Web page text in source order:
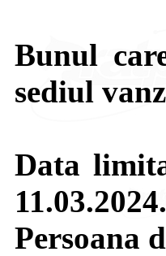
Bunul
sediul
Data
11.03.2024.
Persoana